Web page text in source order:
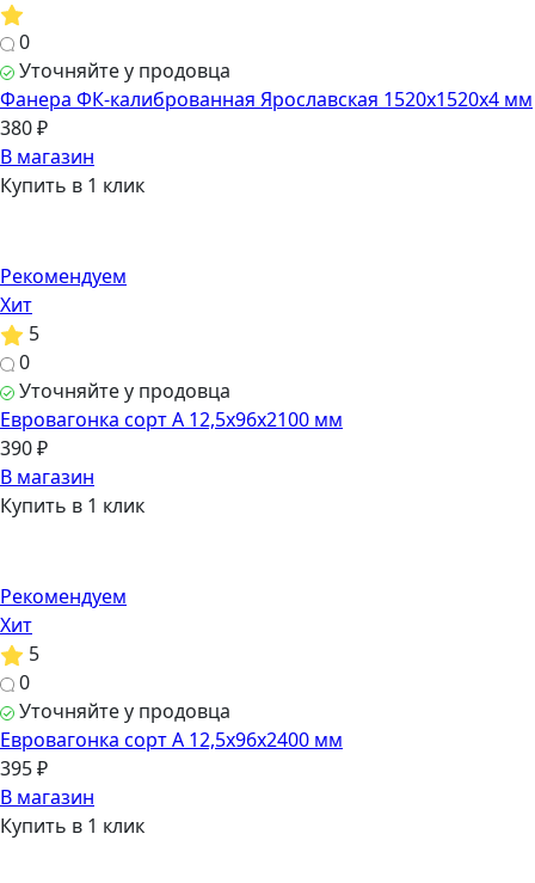
0
Уточняйте у продовца
Фанера ФК-калиброванная Ярославская 1520х1520х4 мм
380 ₽
В магазин
Купить в 1 клик
Рекомендуем
Хит
5
0
Уточняйте у продовца
Евровагонка сорт А 12,5х96х2100 мм
390 ₽
В магазин
Купить в 1 клик
Рекомендуем
Хит
5
0
Уточняйте у продовца
Евровагонка сорт А 12,5х96х2400 мм
395 ₽
В магазин
Купить в 1 клик